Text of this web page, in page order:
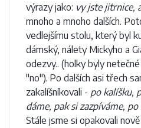
výrazy jako: vy jste jitrnice,
mnoho a mnoho dalších.
vedlejšímu stolu, který byl
dámský, nálety Mickyho a
odezvy.. (holky byly
"no"). Po dalších asi třech
zakalíšníkovali - po kalíšku,
dáme, pak si zazpíváme,
Stále jsme si opakovali